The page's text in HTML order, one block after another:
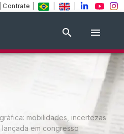
Contrate
mobilidades, incertezas
em congresso